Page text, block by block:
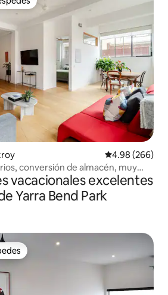
preferido
Calificación
4.98 (266)
conversión de almacén, muy
vacacionales excelentes
Yarra Bend Park